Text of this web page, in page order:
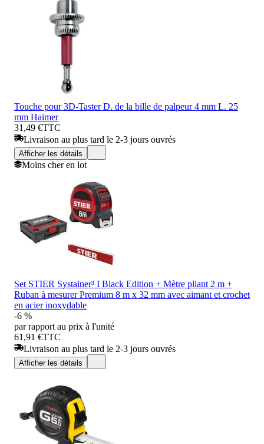
Touche pour 3D-Taster D. de la bille de palpeur 4 mm L. 25
mm Haimer
31,49 €TTC
Livraison au plus tard le 2-3 jours ouvrés
Afficher les détails
Moins cher en lot
Set STIER Systainer³ I Black Edition + Mètre pliant 2 m +
Ruban à mesurer Premium 8 m x 32 mm avec aimant et crochet
en acier inoxydable
-6 %
par rapport au prix à l'unité
61,91 €TTC
Livraison au plus tard le 2-3 jours ouvrés
Afficher les détails